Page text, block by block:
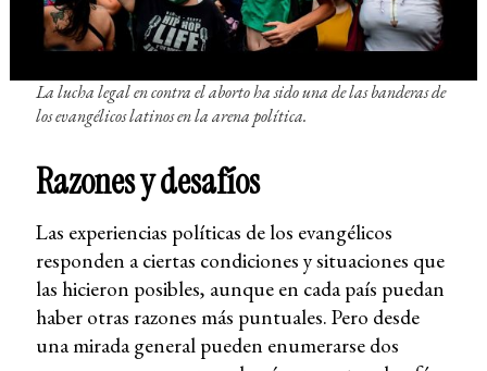
La lucha legal en contra el aborto ha sido una de las banderas de
los evangélicos latinos en la arena política.
Razones y desafíos
Las experiencias políticas de los evangélicos
responden a ciertas condiciones y situaciones que
las hicieron posibles, aunque en cada país puedan
haber otras razones más puntuales. Pero desde
una mirada general pueden enumerarse dos